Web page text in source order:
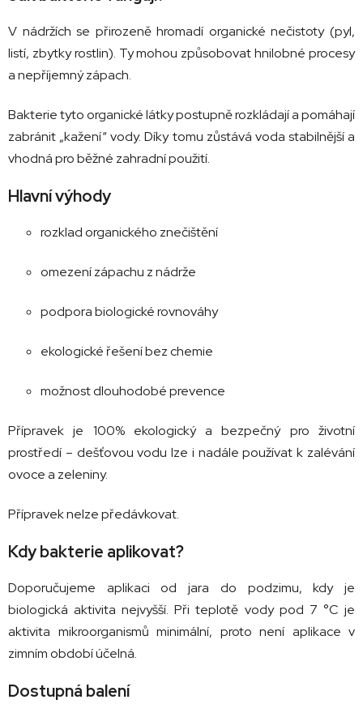
V nádržích se přirozeně hromadí organické nečistoty (pyl,
listí, zbytky rostlin). Ty mohou způsobovat hnilobné procesy
a nepříjemný zápach.
Bakterie tyto organické látky postupně rozkládají a pomáhají
zabránit „kažení“ vody. Díky tomu zůstává voda stabilnější a
vhodná pro běžné zahradní použití.
Hlavní výhody
rozklad organického znečištění
omezení zápachu z nádrže
podpora biologické rovnováhy
ekologické řešení bez chemie
možnost dlouhodobé prevence
Přípravek je 100% ekologický a bezpečný pro životní
prostředí – dešťovou vodu lze i nadále používat k zalévání
ovoce a zeleniny.
Přípravek nelze předávkovat.
Kdy bakterie aplikovat?
Doporučujeme aplikaci od jara do podzimu, kdy je
biologická aktivita nejvyšší. Při teplotě vody pod 7 °C je
aktivita mikroorganismů minimální, proto není aplikace v
zimním období účelná.
Dostupná balení